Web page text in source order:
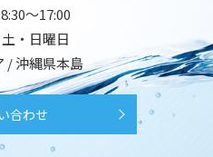
～17:00
・日曜日
/ 沖縄県本島
合わせ